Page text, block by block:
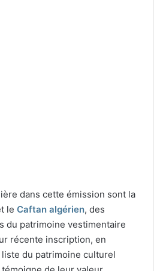
dans cette émission sont la
le Caftan algérien, des
du patrimoine vestimentaire
récente inscription, en
du patrimoine culturel